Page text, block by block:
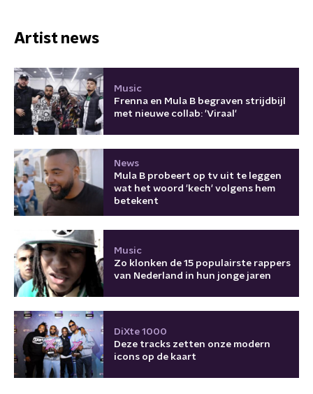
Artist news
Music
Frenna en Mula B begraven strijdbijl
met nieuwe collab: 'Viraal'
News
Mula B probeert op tv uit te leggen
wat het woord 'kech' volgens hem
betekent
Music
Zo klonken de 15 populairste rappers
van Nederland in hun jonge jaren
DiXte 1000
Deze tracks zetten onze modern
icons op de kaart